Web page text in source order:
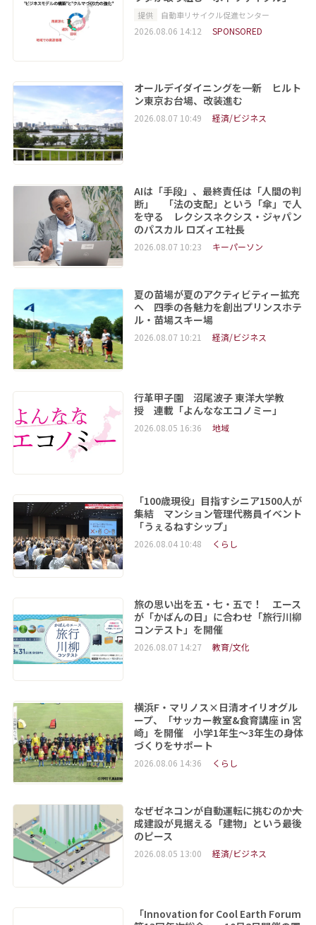
提供 自動車リサイクル促進センター
2026.08.06 14:12 SPONSORED
オールデイダイニングを一新 ヒルト
ン東京お台場、改装進む
2026.08.07 10:49 経済/ビジネス
AIは「手段」、最終責任は「人間の判
断」 「法の支配」という「傘」で人
を守る レクシスネクシス・ジャパン
のパスカル ロズィエ社長
2026.08.07 10:23 キーパーソン
夏の苗場が夏のアクティビティー拡充
へ 四季の各魅力を創出プリンスホテ
ル・苗場スキー場
2026.08.07 10:21 経済/ビジネス
行革甲子園 沼尾波子 東洋大学教
授 連載「よんななエコノミー」
2026.08.05 16:36 地域
「100歳現役」目指すシニア1500人が
集結 マンション管理代務員イベント
「うぇるねすシップ」
2026.08.04 10:48 くらし
旅の思い出を五・七・五で！ エース
が「かばんの日」に合わせ「旅行川柳
コンテスト」を開催
2026.08.07 14:27 教育/文化
横浜F・マリノス×日清オイリオグル
ープ、「サッカー教室&食育講座 in 宮
崎」を開催 小学1年生～3年生の身体
づくりをサポート
2026.08.06 14:36 くらし
なぜゼネコンが自動運転に挑むのか――大
成建設が見据える「建物」という最後
のピース
2026.08.05 13:00 経済/ビジネス
「Innovation for Cool Earth Forum